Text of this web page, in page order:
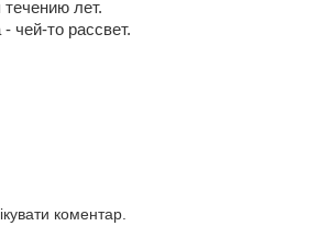
лет.
чей-то рассвет.
коментар.